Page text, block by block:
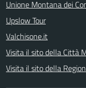
Unione Montana dei
Upslow Tour
Valchisone.it
Visita il sito della Città
Visita il sito della